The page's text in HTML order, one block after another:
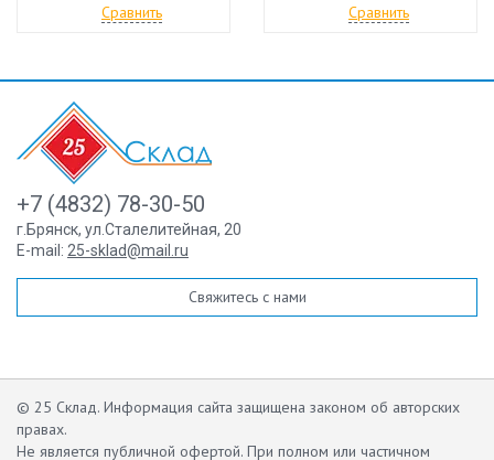
Сравнить Сравнить
+7 (4832) 78-30-50
г.Брянск, ул.Сталелитейная, 20
E-mail: 25-sklad@mail.ru
Свяжитесь с нами
© 25 Склад. Информация сайта защищена законом об авторских
правах.
Не является публичной офертой. При полном или частичном